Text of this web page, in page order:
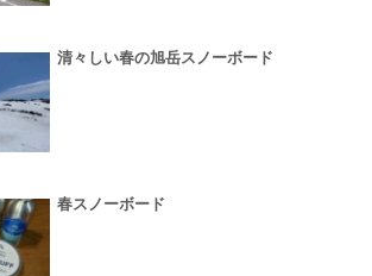
清々しい春の旭岳スノーボード
春スノーボード